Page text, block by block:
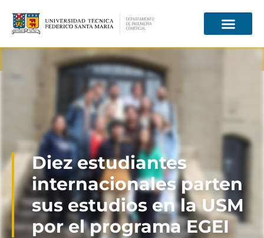
Información para
Diez estudiantes
internacionales parten
sus estudios en la USM
por el programa EGEI